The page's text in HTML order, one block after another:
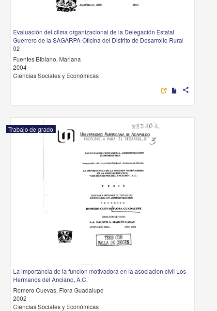
Evaluación del clima organizacional de la Delegación Estatal
Guerrero de la SAGARPA-Oficina del Distrito de Desarrollo Rural
02
Fuentes Bibiano, Mariana
2004
Ciencias Sociales y Económicas
share
Trabajo de grado
La importancia de la funcion motivadora en la asociacion civil Los
Hermanos del Anciano, A.C.
Romero Cuevas, Flora Guadalupe
2002
Ciencias Sociales y Económicas